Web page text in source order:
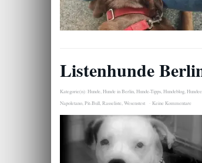
Listenhunde
Kategorie(n):Hunde Hunde in Berlin Hunde-Tipps Hundeblog
Napoletano Pit-Bull Rasseliste Wesenstest Keine Kommentare